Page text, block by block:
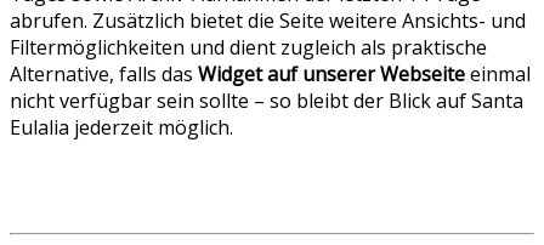
abrufen. Zusätzlich bietet die Seite weitere Ansichts- und
Filtermöglichkeiten und dient zugleich als praktische
Alternative, falls das Widget auf unserer Webseiteeinmal
nicht verfügbar sein sollte – so bleibt der Blick auf Santa
Eulalia jederzeit möglich.